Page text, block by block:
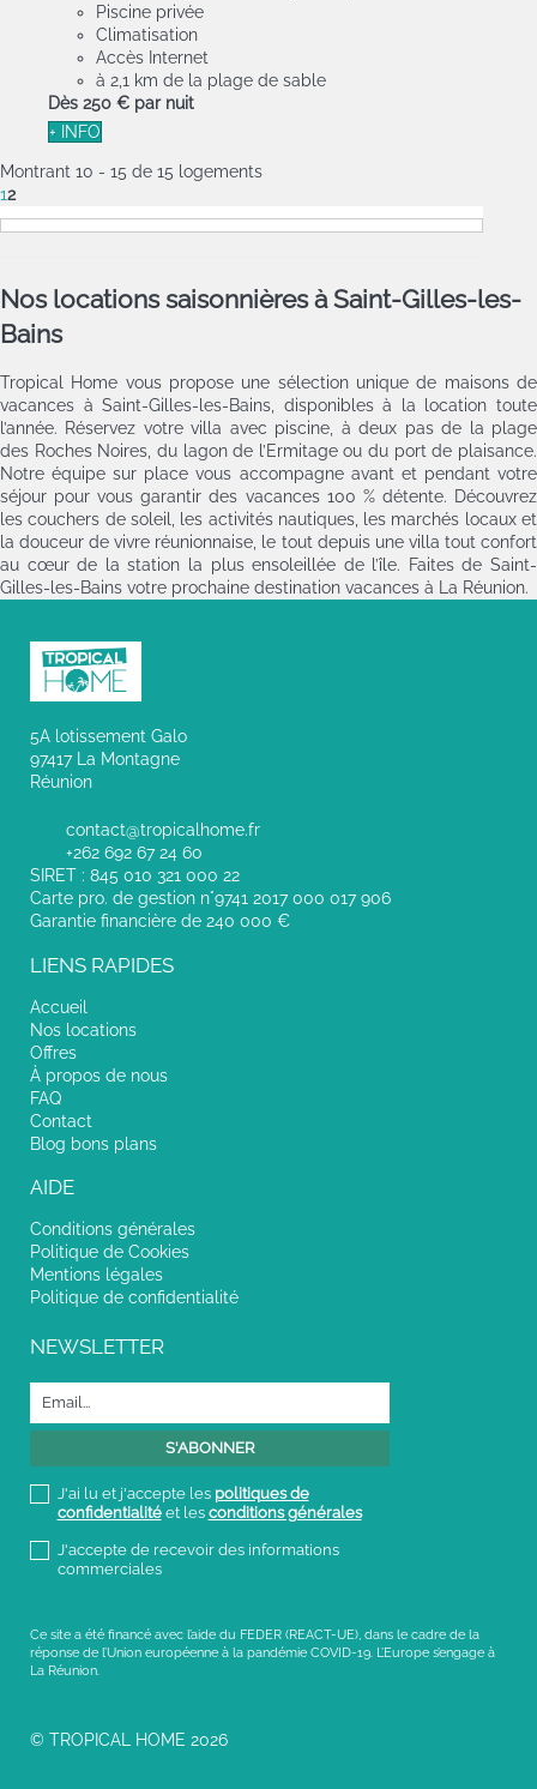
Piscine privée
Climatisation
Accès Internet
à 2,1 km de la plage de sable
Dès 250 € par nuit
+ INFO
Montrant 10 - 15 de 15 logements
12
Nos locations saisonnières à Saint-Gilles-les-
Bains
Tropical Home vous propose une sélection unique de maisons de
vacances à Saint-Gilles-les-Bains, disponibles à la location toute
l’année. Réservez votre villa avec piscine, à deux pas de la plage
des Roches Noires, du lagon de l’Ermitage ou du port de plaisance.
Notre équipe sur place vous accompagne avant et pendant votre
séjour pour vous garantir des vacances 100 % détente. Découvrez
les couchers de soleil, les activités nautiques, les marchés locaux et
la douceur de vivre réunionnaise, le tout depuis une villa tout confort
au cœur de la station la plus ensoleillée de l’île. Faites de Saint-
Gilles-les-Bains votre prochaine destination vacances à La Réunion.
5A lotissement Galo
97417 La Montagne
Réunion
contact@tropicalhome.fr
+262 692 67 24 60
SIRET : 845 010 321 000 22
Carte pro. de gestion n°9741 2017 000 017 906
Garantie financière de 240 000 €
LIENS RAPIDES
Accueil
Nos locations
Offres
À propos de nous
FAQ
Contact
Blog bons plans
AIDE
Conditions générales
Politique de Cookies
Mentions légales
Politique de confidentialité
NEWSLETTER
J'ai lu et j'accepte les politiques de
confidentialitéet les conditions générales
J'accepte de recevoir des informations
commerciales
Ce site a été financé avec l’aide du FEDER (REACT-UE), dans le cadre de la
réponse de l’Union européenne à la pandémie COVID-19. L’Europe s’engage à
La Réunion.
© TROPICAL HOME 2026